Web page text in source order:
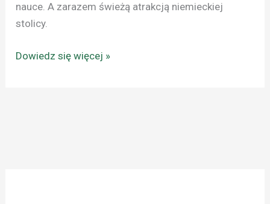
nauce. A zarazem świeżą atrakcją niemieckiej
stolicy.
Dowiedz się więcej »